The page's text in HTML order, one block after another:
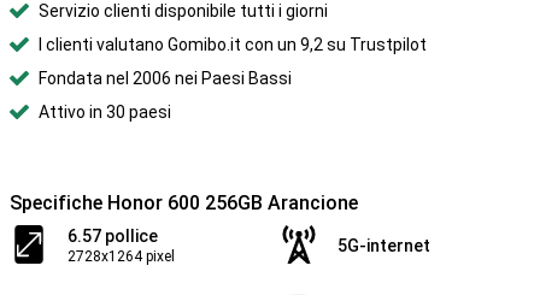
Servizio clienti disponibile tutti i giorni
I clienti valutano Gomibo.it con un 9,2 su Trustpilot
Fondata nel 2006 nei Paesi Bassi
Attivo in 30 paesi
Specifiche Honor 600 256GB Arancione
6.57 pollice
2728x1264 pixel
5G-internet